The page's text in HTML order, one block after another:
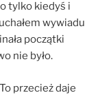
tylko kiedyś i
wywiadu
początki
nie było.
przecież daje